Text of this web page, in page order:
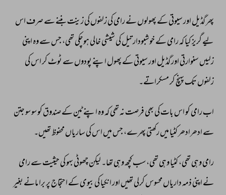
پھر گڈیل اور سیوتی کے پھولوں نے رامی کی زلفوں کی زینت بننے سے صرف اس
لیے گریز کیا کہ رامی کے خوشبودار تیل کی شیشی خالی ہوچکی تھی، جس سے وہ اپنی
زلیںں سنوارتی اور گڈیل اور سیوتی کے پھول اپنے پودوں سے ٹوٹ کر اس کی
زلفوں تک پہنچ کر مسکراتے۔
اب رامی کو اس بات کی بھی فرصت نہ تھی کہ وہ اپنے ٹین کے صندوق کو سو سو جتن
سے ادھرادھر کٹیا میں رکھتی پھرے، جس میں اس کی ساریاں محفوظ تھیں۔
رامی وہی تھی، کٹیا وہی تھی، سب کچھ وہی تھا۔ لیکن چھوٹی بہو کی حیثیت سے رامی
نے اپنی ذمہ داریاں محسوس کرلی تھیں اور انکیا کی بیوی کے احتجاج پر برا مانے بغیر